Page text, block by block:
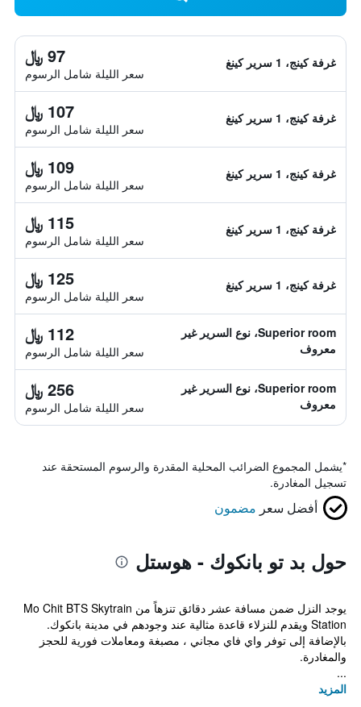
غرفة كينج، 1 سرير كينغ 97 ﷼
سعر الليلة شامل الرسوم
غرفة كينج، 1 سرير كينغ 107 ﷼
سعر الليلة شامل الرسوم
غرفة كينج، 1 سرير كينغ 109 ﷼
سعر الليلة شامل الرسوم
غرفة كينج، 1 سرير كينغ 115 ﷼
سعر الليلة شامل الرسوم
غرفة كينج، 1 سرير كينغ 125 ﷼
سعر الليلة شامل الرسوم
Superior room، نوع السرير غير
معروف
112 ﷼
سعر الليلة شامل الرسوم
Superior room، نوع السرير غير
معروف
256 ﷼
سعر الليلة شامل الرسوم
*يشمل المجموع الضرائب المحلية المقدرة والرسوم المستحقة عند
تسجيل المغادرة.
أفضل سعر مضمون
حول بد تو بانكوك - هوستل
يوجد النزل ضمن مسافة عشر دقائق تنزهاً من Mo Chit BTS Skytrain
Station ويقدم للنزلاء قاعدة مثالية عند وجودهم في مدينة بانكوك.
بالإضافة إلى توفر واي فاي مجاني ، مصبغة ومعاملات فورية للحجز
والمغادرة.
...
المزيد